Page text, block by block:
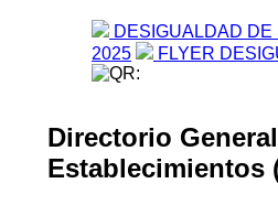
DESIGUALDAD DE
2025
FLYER
Directorio
Establecimientos